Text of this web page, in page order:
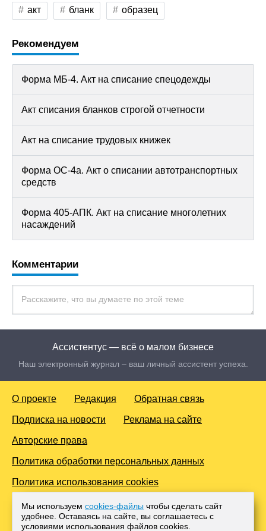
акт бланк образец
Рекомендуем
Форма МБ-4. Акт на списание спецодежды
Акт списания бланков строгой отчетности
Акт на списание трудовых книжек
Форма ОС-4а. Акт о списании автотранспортных
средств
Форма 405-АПК. Акт на списание многолетних
насаждений
Комментарии
Ассистентус — всё о малом бизнесе
Наш электронный журнал – ваш личный ассистент успеха.
О проекте Редакция Обратная связь
Подписка на новости Реклама на сайте
Авторские права
Политика обработки персональных данных
Политика использования cookies
© 2016-2026 Все права защищены. Для лиц старше 18 лет.
Любое копирование материалов и тиражирование в сети
Интернет, либо печатных изданиях без согласования с
Мы используем cookies-файлы чтобы сделать сайт
удобнее. Оставаясь на сайте, вы соглашаетесь с
условиями использования файлов cооkies.